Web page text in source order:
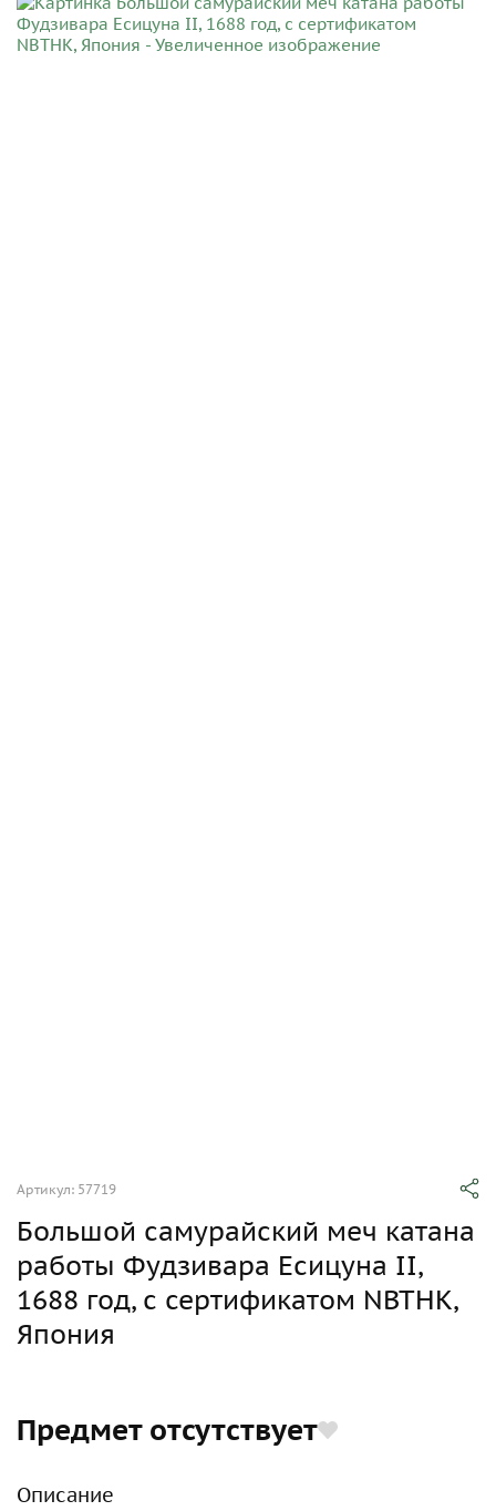
Артикул: 57719
Большой самурайский меч катана
работы Фудзивара Есицуна II,
1688 год, с сертификатом NBTHK,
Япония
Предмет отсутствует
Описание